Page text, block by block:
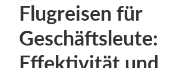
Funktionen
Trainingsplan
Mitgliedsbeitrag
Flugreisen für
Geschäftsleute:
Effektivität und